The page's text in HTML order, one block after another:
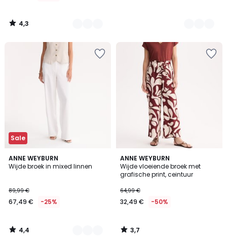
4,3
/
Sale
ANNE WEYBURN
Wijde broek in mixed linnen
89,99 €
67,49 € -25%
4,4
/ 5
2
Kleuren
4,4
/
ANNE WEYBURN
Wijde vloeiende broek met
grafische print, ceintuur
64,99 €
32,49 € -50%
3,7
/ 5
3,7
/